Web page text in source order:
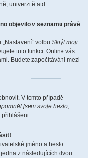
univerzitě atd.
objevilo v seznamu právě
volbu Skrýt moji
tuto funkci. Online vás
Budete započítáváni mezi
V tomto případě
jsem svoje heslo,
přihlášeni.
jméno a heslo.
z následujících dvou